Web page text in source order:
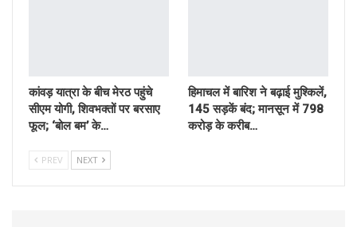
कांवड़ यात्रा के बीच मेरठ पहुंचे
सीएम योगी, शिवभक्तों पर बरसाए
फूल; ‘बोल बम’ के…
हिमाचल में बारिश ने बढ़ाई मुश्किलें,
145 सड़कें बंद; मानसून में 798
करोड़ के करीब…
PREV NEXT